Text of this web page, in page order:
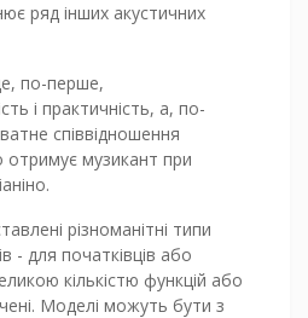
ряд інших акустичних
по-перше,
і практичність, а, по-
співвідношення
отримує музикант при
різноманітні типи
- для початківців або
кількістю функцій або
Моделі можуть бути з